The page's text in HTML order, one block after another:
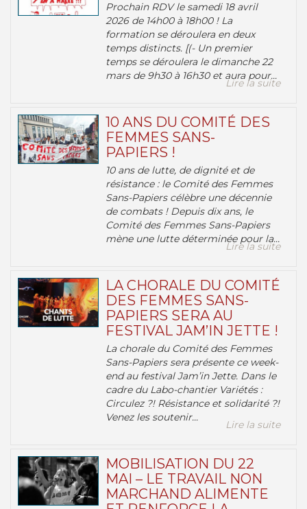
Prochain RDV le samedi 18 avril
2026 de 14h00 à 18h00 ! La
formation se déroulera en deux
temps distincts. [(- Un premier
temps se déroulera le dimanche 22
mars de 9h30 à 16h30 et aura pour...
Lire la suite
10 ANS DU COMITÉ DES
FEMMES SANS-
PAPIERS !
10 ans de lutte, de dignité et de
résistance : le Comité des Femmes
Sans-Papiers célèbre une décennie
de combats ! Depuis dix ans, le
Comité des Femmes Sans-Papiers
mène une lutte déterminée pour la...
Lire la suite
LA CHORALE DU COMITÉ
DES FEMMES SANS-
PAPIERS SERA AU
FESTIVAL JAM’IN JETTE !
La chorale du Comité des Femmes
Sans-Papiers sera présente ce week-
end au festival Jam’in Jette. Dans le
cadre du Labo-chantier Variétés :
Circulez ?! Résistance et solidarité ?!
Venez les soutenir...
Lire la suite
MOBILISATION DU 22
MAI – LE TRAVAIL NON
MARCHAND ALIMENTE